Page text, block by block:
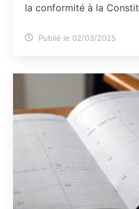
la conformité à la
Publié le 02/03/2025